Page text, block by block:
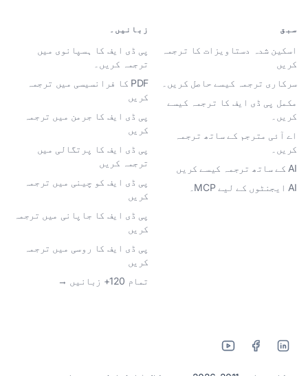
سبق
اسکین شدہ دستاویزات کا ترجمہ
کریں
سرکاری ترجمہ کیسے حاصل کریں۔
مکمل پی ڈی ایف کا ترجمہ کیسے
کریں۔
اے آئی مترجم کے ساتھ ترجمہ
کریں۔
AI کے ساتھ ترجمہ کیسے کریں
AI ایجنٹوں کے لیے MCP۔
زبانیں۔
پی ڈی ایف کا ہسپانوی میں
ترجمہ کریں۔
PDF کا فرانسیسی میں ترجمہ
کریں
پی ڈی ایف کا جرمن میں ترجمہ
کریں
پی ڈی ایف کا پرتگالی میں
ترجمہ کریں
پی ڈی ایف کو چینی میں ترجمہ
کریں
پی ڈی ایف کا جاپانی میں ترجمہ
کریں
پی ڈی ایف کا روسی میں ترجمہ
کریں
تمام 120+ زبانیں →